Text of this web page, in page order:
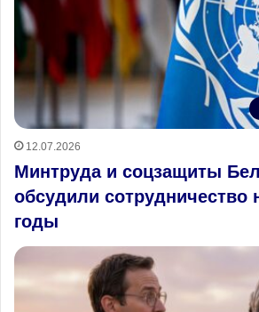
12.07.2026
Минтруда и соцзащиты
обсудили сотрудничество
годы